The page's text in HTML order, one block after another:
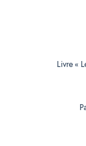
Livre «